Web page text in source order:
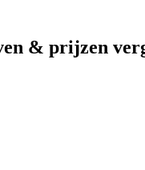
& prijzen